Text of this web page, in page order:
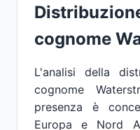
cognome
L'analisi della
cognome
presenza è
Europa e Nord